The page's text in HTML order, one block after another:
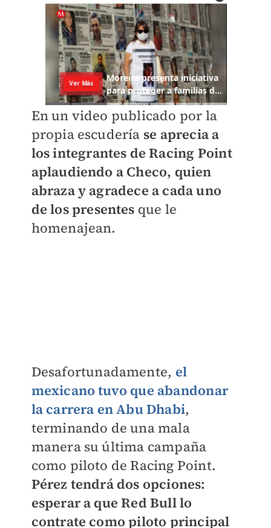
En un video publicado por la
propia escudería se aprecia a
los integrantes de Racing Point
aplaudiendo a Checo, quien
abraza y agradece a cada uno
de los presentes que le
homenajean.
Desafortunadamente, el
mexicano tuvo que abandonar
la carrera en Abu Dhabi,
terminando de una mala
manera su última campaña
como piloto de Racing Point.
Pérez tendrá dos opciones:
esperar a que Red Bull lo
contrate como piloto principal